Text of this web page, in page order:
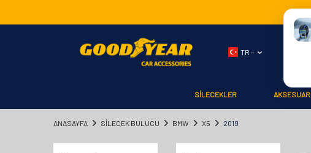
TR −
SİLECEKLER AKSESUAR
ANASAYFA SILECEK BULUCU BMW X5 2019